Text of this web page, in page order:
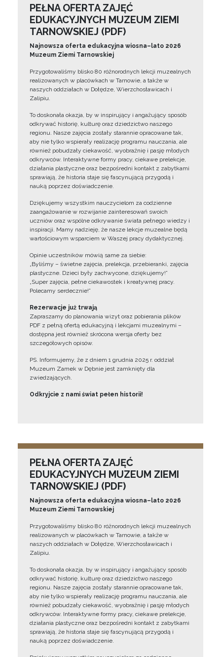
PEŁNA OFERTA ZAJĘĆ
EDUKACYJNYCH MUZEUM ZIEMI
TARNOWSKIEJ (PDF)
Najnowsza oferta edukacyjna wiosna–lato 2026
Muzeum Ziemi Tarnowskiej
Przygotowaliśmy blisko 80 różnorodnych lekcji muzealnych
realizowanych w placówkach w Tarnowie, a także w
naszych oddziałach w Dołędze, Wierzchosławicach i
Zalipiu.
To doskonała okazja, by w inspirujący i angażujący sposób
odkrywać historię, kulturę oraz dziedzictwo naszego
regionu. Nasze zajęcia zostały starannie opracowane tak,
aby nie tylko wspierały realizację programu nauczania, ale
również pobudzały ciekawość, wyobraźnię i pasję młodych
odkrywców. Interaktywne formy pracy, ciekawe prelekcje,
działania plastyczne oraz bezpośredni kontakt z zabytkami
sprawiają, że historia staje się fascynującą przygodą i
nauką poprzez doświadczenie.
Dziękujemy wszystkim nauczycielom za codzienne
zaangażowanie w rozwijanie zainteresowań swoich
uczniów oraz wspólne odkrywanie świata pełnego wiedzy i
inspiracji. Mamy nadzieję, że nasze lekcje muzealne będą
wartościowym wsparciem w Waszej pracy dydaktycznej.
Opinie uczestników mówią same za siebie:
„Byliśmy – świetne zajęcia, prelekcja, przebieranki, zajęcia
plastyczne. Dzieci były zachwycone, dziękujemy!”
„Super zajęcia, pełne ciekawostek i kreatywnej pracy.
Polecamy serdecznie!”
Rezerwacje już trwają
Zapraszamy do planowania wizyt oraz pobierania plików
PDF z pełną ofertą edukacyjną i lekcjami muzealnymi –
dostępna jest również skrócona wersja oferty bez
szczegółowych opisów.
PS. Informujemy, że z dniem 1 grudnia 2025 r. oddział
Muzeum Zamek w Dębnie jest zamknięty dla
zwiedzających.
Odkryjcie z nami świat pełen historii!
PEŁNA OFERTA ZAJĘĆ
EDUKACYJNYCH MUZEUM ZIEMI
TARNOWSKIEJ (PDF)
Najnowsza oferta edukacyjna wiosna–lato 2026
Muzeum Ziemi Tarnowskiej
Przygotowaliśmy blisko 80 różnorodnych lekcji muzealnych
realizowanych w placówkach w Tarnowie, a także w
naszych oddziałach w Dołędze, Wierzchosławicach i
Zalipiu.
To doskonała okazja, by w inspirujący i angażujący sposób
odkrywać historię, kulturę oraz dziedzictwo naszego
regionu. Nasze zajęcia zostały starannie opracowane tak,
aby nie tylko wspierały realizację programu nauczania, ale
również pobudzały ciekawość, wyobraźnię i pasję młodych
odkrywców. Interaktywne formy pracy, ciekawe prelekcje,
działania plastyczne oraz bezpośredni kontakt z zabytkami
sprawiają, że historia staje się fascynującą przygodą i
nauką poprzez doświadczenie.